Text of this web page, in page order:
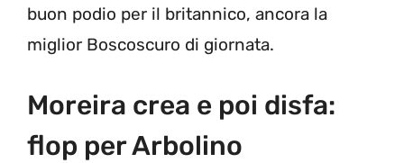
buon podio per il britannico, ancora la
miglior Boscoscuro di giornata.
Moreira crea e poi disfa:
flop per Arbolino